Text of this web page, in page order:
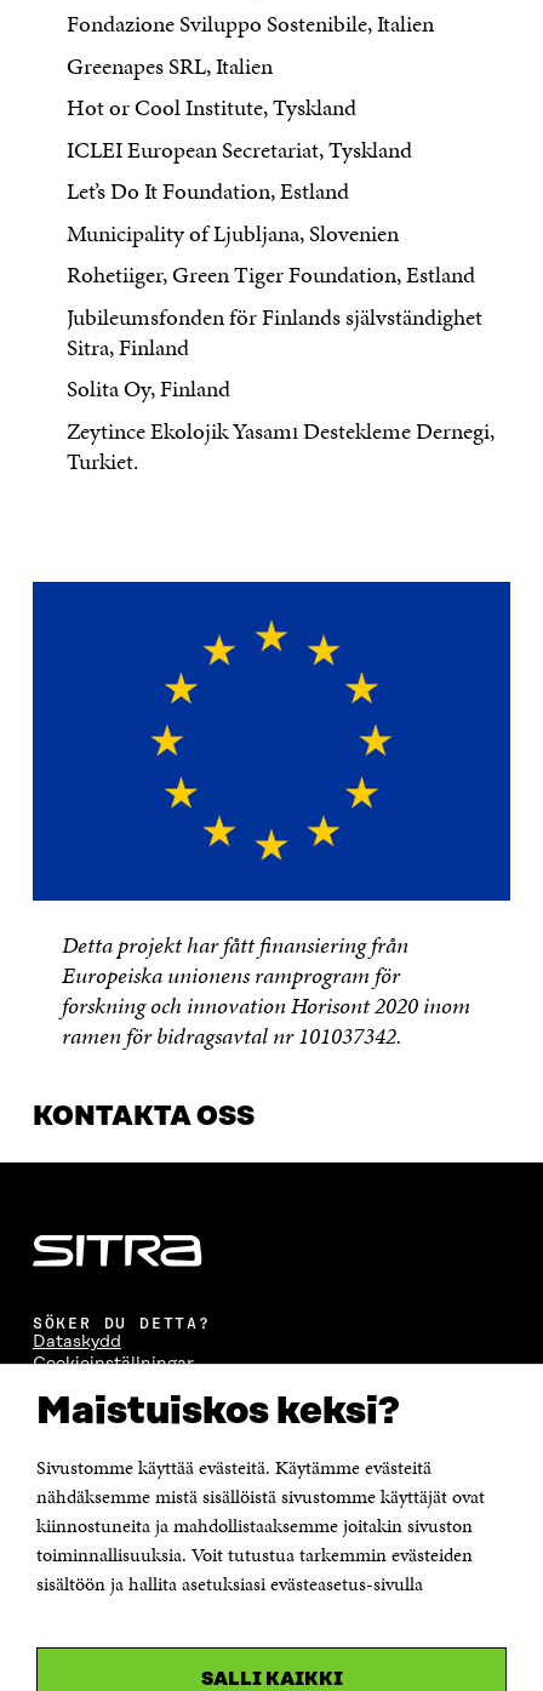
Maistuiskos keksi?
Sivustomme käyttää evästeitä. Käytämme evästeitä
nähdäksemme mistä sisällöistä sivustomme käyttäjät ovat
kiinnostuneita ja mahdollistaaksemme joitakin sivuston
toiminnallisuuksia. Voit tutustua tarkemmin evästeiden
sisältöön ja hallita asetuksiasi evästeasetus-sivulla
SALLI KAIKKI
Fondazione Sviluppo Sostenibile, Italien
Greenapes SRL, Italien
Hot or Cool Institute, Tyskland
ICLEI European Secretariat, Tyskland
Let’s Do It Foundation, Estland
Municipality of Ljubljana, Slovenien
Rohetiiger, Green Tiger Foundation, Estland
Jubileumsfonden för Finlands självständighet
Sitra, Finland
Solita Oy, Finland
Zeytince Ekolojik Yasamı Destekleme Dernegi,
Turkiet.
Detta projekt har fått finansiering från
Europeiska unionens ramprogram för
forskning och innovation Horisont 2020 inom
ramen för bidragsavtal nr 101037342.
KONTAKTA OSS
SÖKER DU DETTA?
Dataskydd
Cookieinställningar
Tillgänglighetsutredning
Beskrivning av handlingsoffentligheten
KONTAKTA OSS
Jubileumsfonden för Finlands självständighet Sitra
Östersjögatan 11–13, PB 160,
00181 Helsingfors